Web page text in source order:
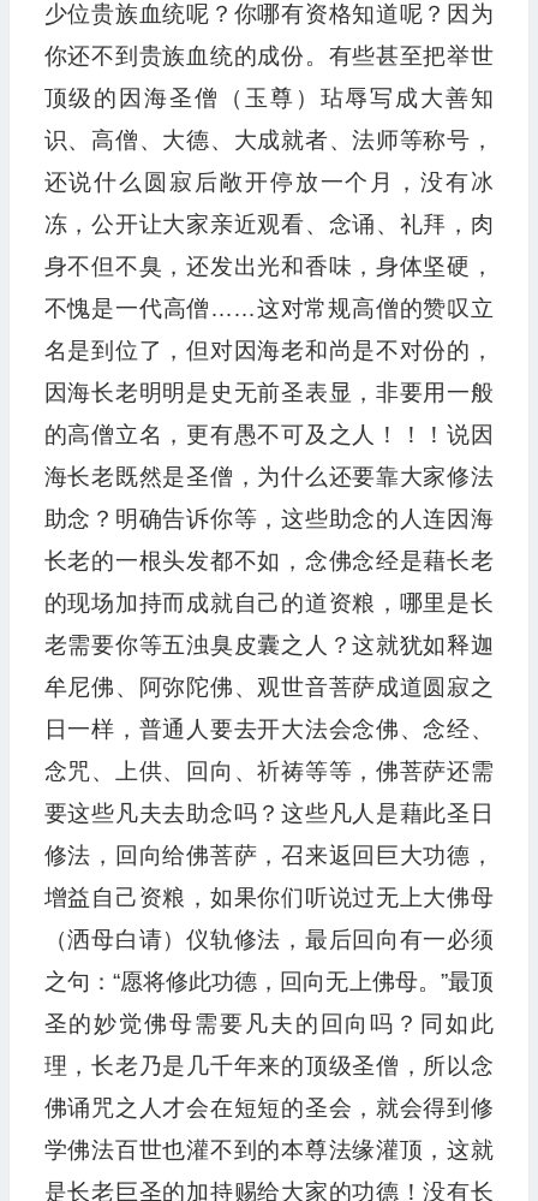
少位贵族血统呢？你哪有资格知道呢？因为
你还不到贵族血统的成份。有些甚至把举世
顶级的因海圣僧（玉尊）玷辱写成大善知
识、高僧、大德、大成就者、法师等称号，
还说什么圆寂后敞开停放一个月，没有冰
冻，公开让大家亲近观看、念诵、礼拜，肉
身不但不臭，还发出光和香味，身体坚硬，
不愧是一代高僧……这对常规高僧的赞叹立
名是到位了，但对因海老和尚是不对份的，
因海长老明明是史无前圣表显，非要用一般
的高僧立名，更有愚不可及之人！！！说因
海长老既然是圣僧，为什么还要靠大家修法
助念？明确告诉你等，这些助念的人连因海
长老的一根头发都不如，念佛念经是藉长老
的现场加持而成就自己的道资粮，哪里是长
老需要你等五浊臭皮囊之人？这就犹如释迦
牟尼佛、阿弥陀佛、观世音菩萨成道圆寂之
日一样，普通人要去开大法会念佛、念经、
念咒、上供、回向、祈祷等等，佛菩萨还需
要这些凡夫去助念吗？这些凡人是藉此圣日
修法，回向给佛菩萨，召来返回巨大功德，
增益自己资粮，如果你们听说过无上大佛母
（洒母白请）仪轨修法，最后回向有一必须
之句：“愿将修此功德，回向无上佛母。”最顶
圣的妙觉佛母需要凡夫的回向吗？同如此
理，长老乃是几千年来的顶级圣僧，所以念
佛诵咒之人才会在短短的圣会，就会得到修
学佛法百世也灌不到的本尊法缘灌顶，这就
是长老巨圣的加持赐给大家的功德！没有长